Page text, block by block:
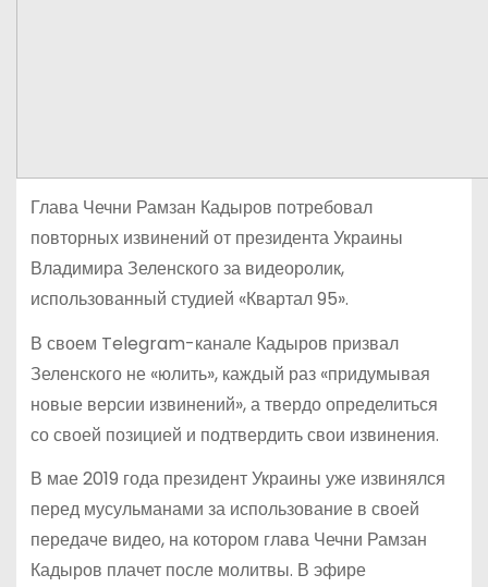
Глава Чечни Рамзан Кадыров потребовал
повторных извинений от президента Украины
Владимира Зеленского за видеоролик,
использованный студией «Квартал 95».
В своем Telegram-канале Кадыров призвал
Зеленского не «юлить», каждый раз «придумывая
новые версии извинений», а твердо определиться
со своей позицией и подтвердить свои извинения.
В мае 2019 года президент Украины уже извинялся
перед мусульманами за использование в своей
передаче видео, на котором глава Чечни Рамзан
Кадыров плачет после молитвы. В эфире